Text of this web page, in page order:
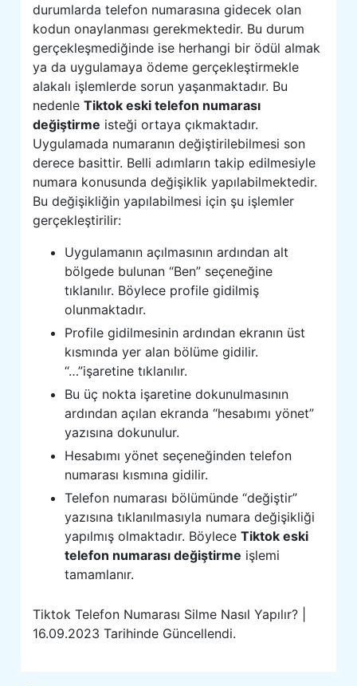
durumlarda telefon numarasına gidecek olan
kodun onaylanması gerekmektedir. Bu durum
gerçekleşmediğinde ise herhangi bir ödül almak
ya da uygulamaya ödeme gerçekleştirmekle
alakalı işlemlerde sorun yaşanmaktadır. Bu
nedenleTiktok eski telefon numarası
değiştirme isteği ortaya çıkmaktadır.
Uygulamada numaranın değiştirilebilmesi son
derece basittir. Belli adımların takip edilmesiyle
numara konusunda değişiklik yapılabilmektedir.
Bu değişikliğin yapılabilmesi için şu işlemler
gerçekleştirilir:
Uygulamanın açılmasının ardından alt
bölgede bulunan “Ben” seçeneğine
tıklanılır. Böylece profile gidilmiş
olunmaktadır.
Profile gidilmesinin ardından ekranın üst
kısmında yer alan bölüme gidilir.
“…”işaretine tıklanılır.
Bu üç nokta işaretine dokunulmasının
ardından açılan ekranda “hesabımı yönet”
yazısına dokunulur.
Hesabımı yönet seçeneğinden telefon
numarası kısmına gidilir.
Telefon numarası bölümünde “değiştir”
yazısına tıklanılmasıyla numara değişikliği
yapılmış olmaktadır. BöyleceTiktok eski
telefon numarası değiştirme işlemi
tamamlanır.
Tiktok Telefon Numarası Silme Nasıl Yapılır? |
16.09.2023 Tarihinde Güncellendi.